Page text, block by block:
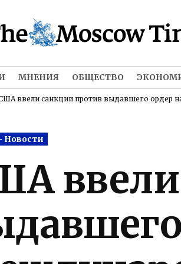
МНЕНИЯ ОБЩЕСТВО
ввели санкции против выдавшего ордер
Новости